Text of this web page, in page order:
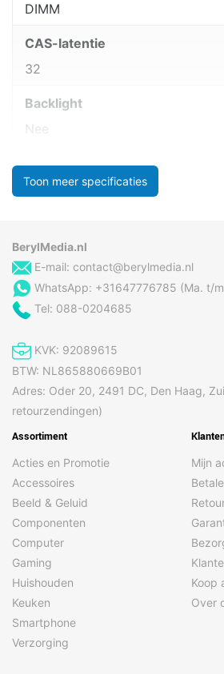
DIMM
CAS-latentie
32
Backlight
Nee
Toon meer specificaties
BerylMedia.nl
E-mail: contact@berylmedia.nl
WhatsApp: +31647776785 (Ma. t/
Tel: 088-0204685
KVK: 92089615
BTW: NL865880669B01
Adres: Oder 20, 2491 DC, Den Haag,
retourzendingen)
Assortiment
Acties en Promotie
Accessoires
Beeld & Geluid
Componenten
Computer
Gaming
Huishouden
Keuken
Smartphone
Verzorging
Mijn
Koop
Over